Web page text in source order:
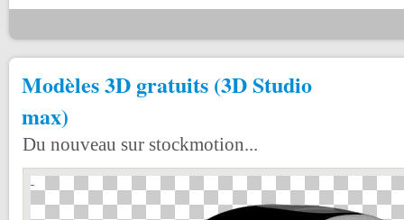
Modèles 3D gratuits (3D Studio
max)
Du nouveau sur stockmotion...